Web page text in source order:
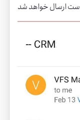
ارسال خواهد شد